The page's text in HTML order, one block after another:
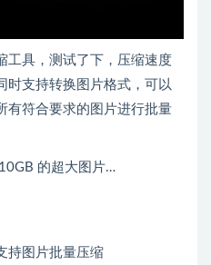
工具，测试了下，压缩速度
时支持转换图片格式，可以
有符合要求的图片进行批量
的超大图片…
持图片批量压缩